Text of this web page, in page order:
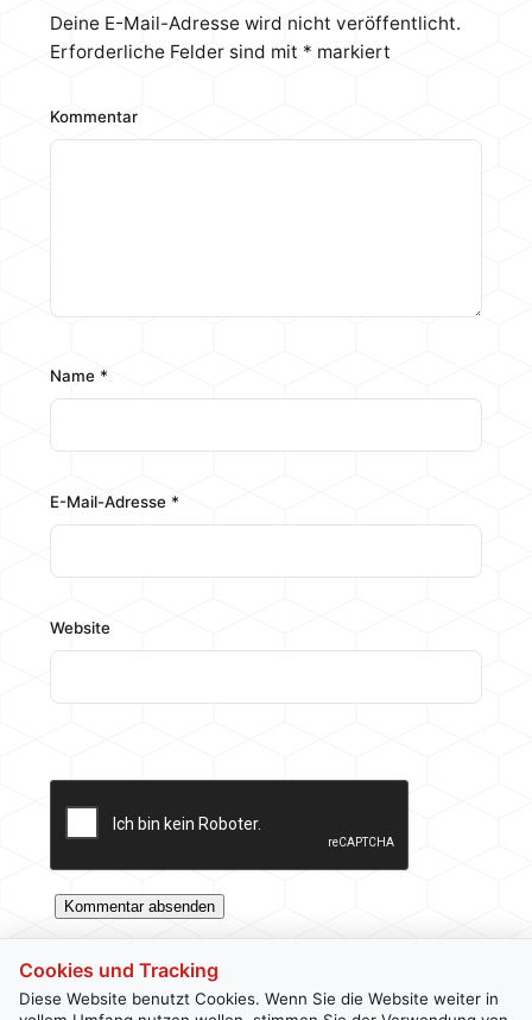
and CPU block and all these parts…
Deine E-Mail-Adresse wird nicht veröffentlicht.
Erforderliche Felder sind mit * markiert
Kommentar
Name *
E-Mail-Adresse *
Website
Cookies und Tracking
Diese Website benutzt Cookies. Wenn Sie die Website weiter in